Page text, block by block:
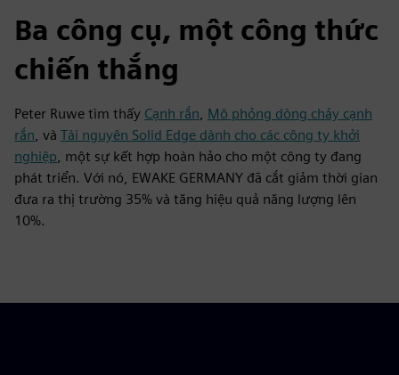
Ba công cụ, một công thức
chiến thắng
Peter Ruwe tìm thấy Cạnh rắn, Mô phỏng dòng chảy cạnh
rắn, và Tài nguyên Solid Edge dành cho các công ty khởi
nghiệp, một sự kết hợp hoàn hảo cho một công ty đang
phát triển. Với nó, EWAKE GERMANY đã cắt giảm thời gian
đưa ra thị trường 35% và tăng hiệu quả năng lượng lên
10%.